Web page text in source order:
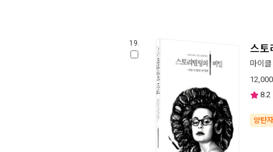
19. 스토
마이
12,000
8.2
양탄